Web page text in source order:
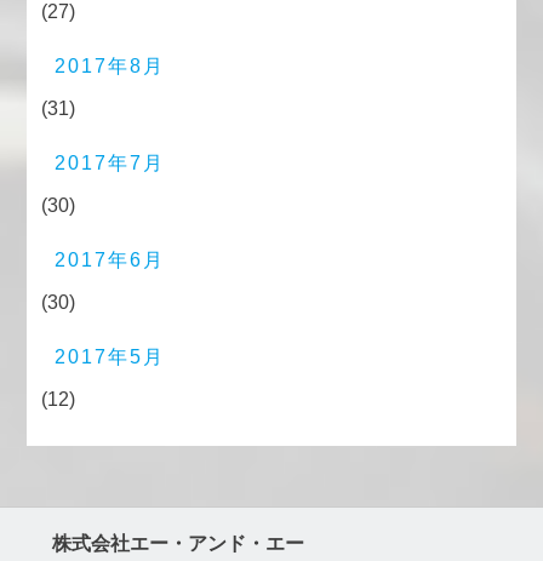
(27)
2017年8月
(31)
2017年7月
(30)
2017年6月
(30)
2017年5月
(12)
株式会社エー・アンド・エー